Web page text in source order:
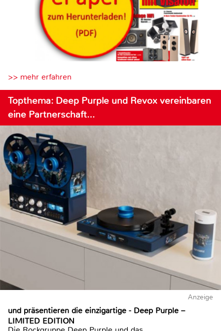
>> mehr erfahren
Topthema: Deep Purple und Revox vereinbaren
eine Partnerschaft…
Anzeige
und präsentieren die einzigartige - Deep Purple –
LIMITED EDITION